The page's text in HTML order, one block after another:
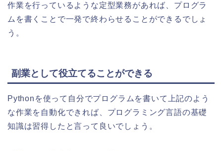
作業を行っているような定型業務があれば、プログラ
ムを書くことで一発で終わらせることができるでしょ
う。
副業として役立てることができる
Pythonを使って自分でプログラムを書いて上記のよう
な作業を自動化できれば、プログラミング言語の基礎
知識は習得したと言って良いでしょう。